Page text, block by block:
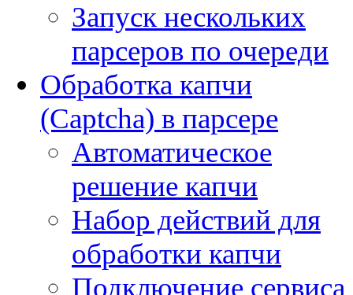
Запуск нескольких
парсеров по очереди
Обработка капчи
(Captcha) в парсере
Автоматическое
решение капчи
Набор действий для
обработки капчи
Подключение сервиса